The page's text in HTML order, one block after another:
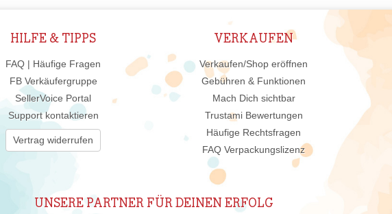
HILFE & TIPPS
FAQ | Häufige Fragen
FB Verkäufergruppe
SellerVoice Portal
Support kontaktieren
Vertrag widerrufen
VERKAUFEN
Verkaufen/Shop eröffnen
Gebühren & Funktionen
Mach Dich sichtbar
Trustami Bewertungen
Häufige Rechtsfragen
FAQ Verpackungslizenz
UNSERE PARTNER FÜR DEINEN ERFOLG